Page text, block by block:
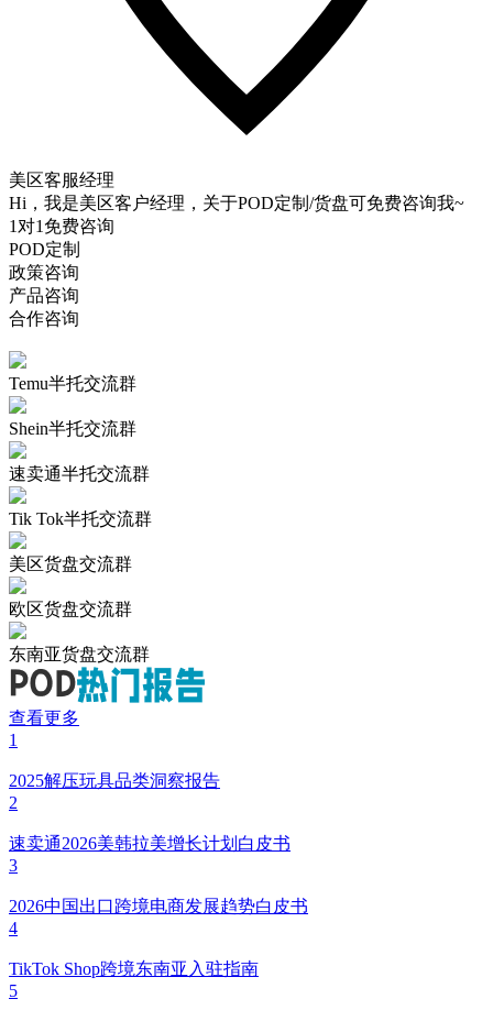
美区客服经理
Hi，我是美区客户经理，关于POD定制/货盘可免费咨询我~
1对1免费咨询
POD定制
政策咨询
产品咨询
合作咨询
Temu半托交流群
Shein半托交流群
速卖通半托交流群
Tik Tok半托交流群
美区货盘交流群
欧区货盘交流群
东南亚货盘交流群
查看更多
1
2025解压玩具品类洞察报告
2
速卖通2026美韩拉美增长计划白皮书
3
2026中国出口跨境电商发展趋势白皮书
4
TikTok Shop跨境东南亚入驻指南
5